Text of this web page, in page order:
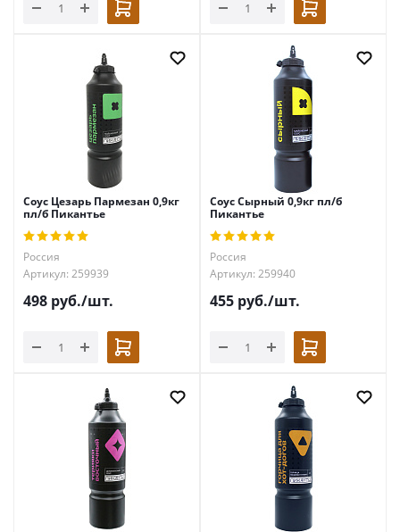
Соус Цезарь Пармезан 0,9кг
пл/б Пикантье
Россия
Артикул: 259939
498 руб./шт.
Соус Сырный 0,9кг пл/б
Пикантье
Россия
Артикул: 259940
455 руб./шт.